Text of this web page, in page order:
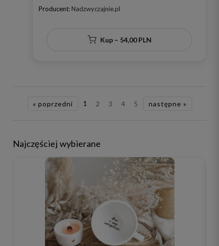
mamy na Dzień Mamy
Producent: Nadzwyczajnie.pl
Kup – 54,00 PLN
« poprzedni 1 2 3 4 5 następne »
Najczęściej wybierane